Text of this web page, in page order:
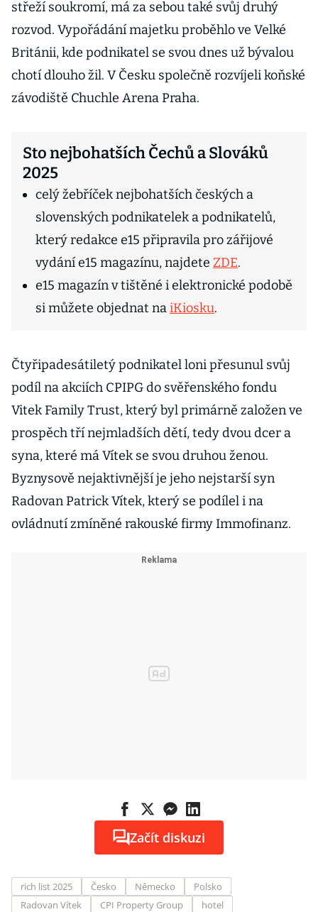
střeží soukromí, má za sebou také svůj druhý
rozvod. Vypořádání majetku proběhlo ve Velké
Británii, kde podnikatel se svou dnes už bývalou
chotí dlouho žil. V Česku společně rozvíjeli koňské
závodiště Chuchle Arena Praha.
Sto nejbohatších Čechů a Slováků
2025
celý žebříček nejbohatších českých a
slovenských podnikatelek a podnikatelů,
který redakce e15 připravila pro zářijové
vydání e15 magazínu, najdete ZDE.
e15 magazín v tištěné i elektronické podobě
si můžete objednat naiKiosku.
Čtyřipadesátiletý podnikatel loni přesunul svůj
podíl na akciích CPIPG do svěřenského fondu
Vitek Family Trust, který byl primárně založen ve
prospěch tří nejmladších dětí, tedy dvou dcer a
syna, které má Vítek se svou druhou ženou.
Byznysově nejaktivnější je jeho nejstarší syn
Radovan Patrick Vítek, který se podílel i na
ovládnutí zmíněné rakouské firmy Immofinanz.
Začít diskuzi
rich list 2025 Česko Německo
Polsko
Radovan Vítek
CPI Property Group
hotel